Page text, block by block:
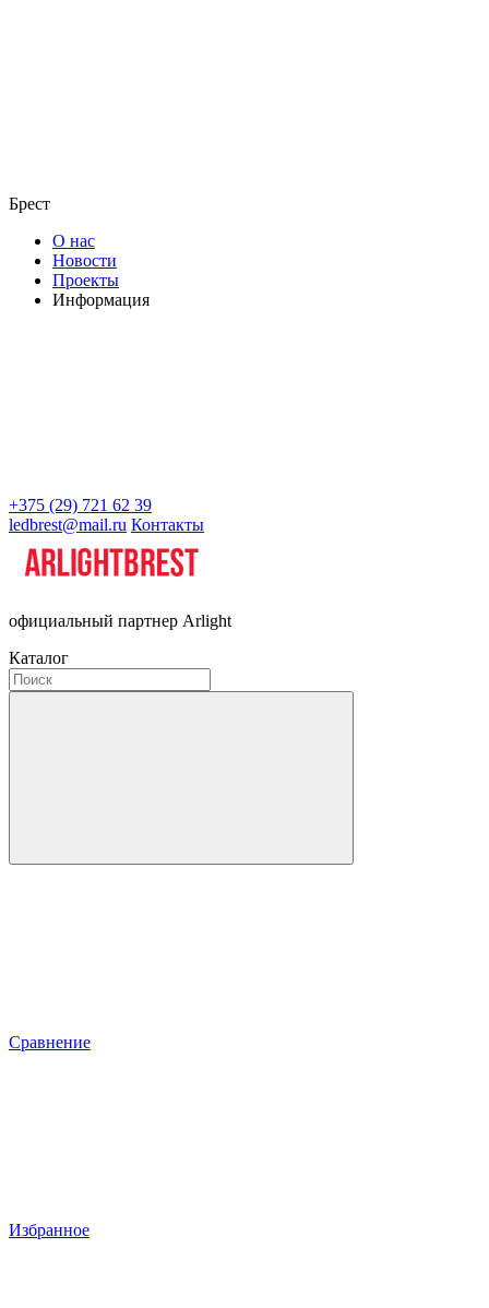
Брест
О нас
Новости
Проекты
Информация
+375 (29) 721 62 39
ledbrest@mail.ru Контакты
официальный партнер Arlight
Каталог
Сравнение
Избранное